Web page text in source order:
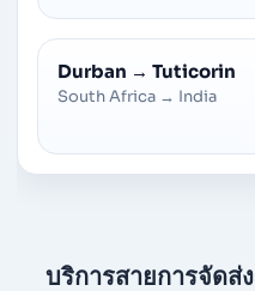
Durban → Tuticorin
South Africa → India
บริการสายการจัดส่ง